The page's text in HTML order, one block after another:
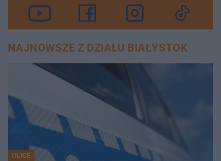
NAJNOWSZE Z DZIAŁU BIAŁYSTOK
ULICE